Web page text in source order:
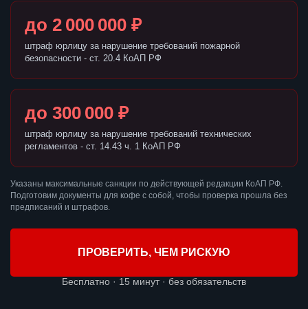
до 2 000 000 ₽
штраф юрлицу за нарушение требований пожарной
безопасности - ст. 20.4 КоАП РФ
до 300 000 ₽
штраф юрлицу за нарушение требований технических
регламентов - ст. 14.43 ч. 1 КоАП РФ
Указаны максимальные санкции по действующей редакции КоАП РФ.
Подготовим документы для кофе с собой, чтобы проверка прошла без
предписаний и штрафов.
ПРОВЕРИТЬ, ЧЕМ РИСКУЮ
Бесплатно · 15 минут · без обязательств